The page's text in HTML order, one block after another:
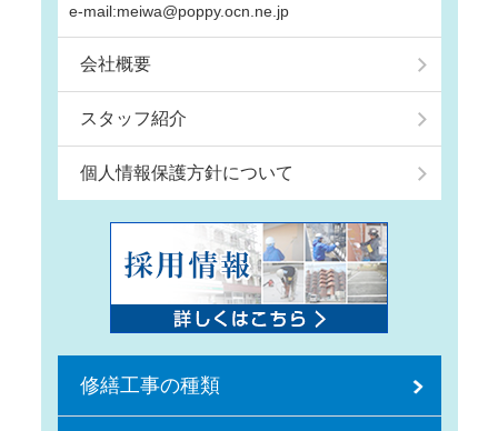
e-mail:meiwa@poppy.ocn.ne.jp
会社概要
スタッフ紹介
個人情報保護方針について
修繕工事の種類